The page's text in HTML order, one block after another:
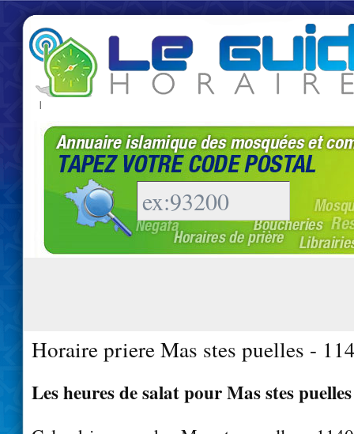
|
Horaire priere Mas stes puelles -
Les heures de salat pour Mas stes